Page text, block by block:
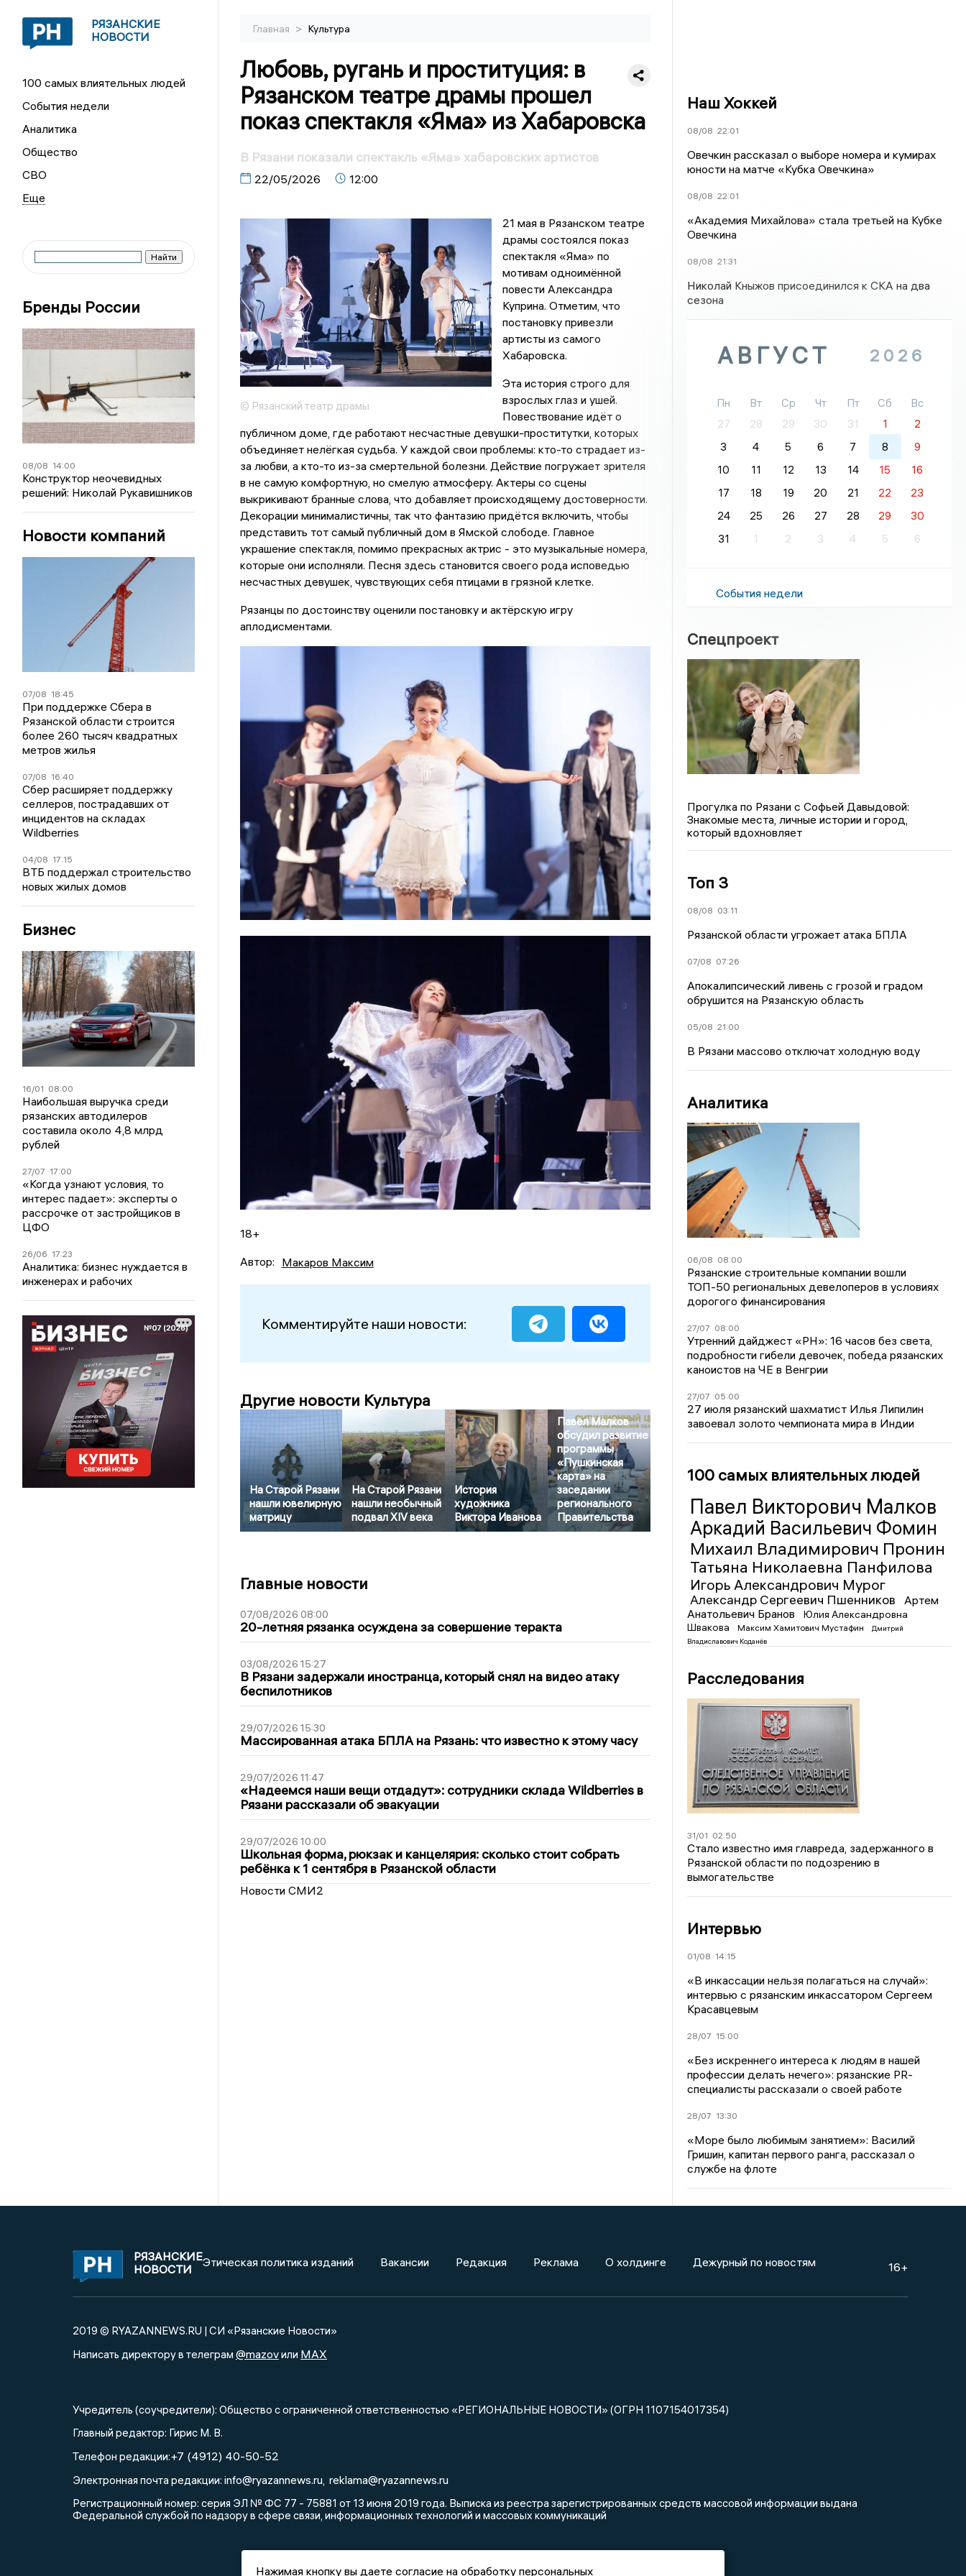
РЯЗАНСКИЕ
НОВОСТИ
100 самых влиятельных людей
События недели
Аналитика
Общество
СВО
Бренды России
08/08 14:00
Конструктор неочевидных
решений: Николай Рукавишников
Новости компаний
07/08 18:45
При поддержке Сбера в
Рязанской области строится
более 260 тысяч квадратных
метров жилья
07/08 16:40
Сбер расширяет поддержку
селлеров, пострадавших от
инцидентов на складах
Wildberries
04/08 17:15
ВТБ поддержал строительство
новых жилых домов
Бизнес
16/01 08:00
Наибольшая выручка среди
рязанских автодилеров
составила около 4,8 млрд
рублей
27/07 17:00
«Когда узнают условия, то
интерес падает»: эксперты о
рассрочке от застройщиков в
ЦФО
26/06 17:23
Аналитика: бизнес нуждается в
инженерах и рабочих
Главная > Культура
Любовь, ругань и проституция: в
Рязанском театре драмы прошел
показ спектакля «Яма» из Хабаровска
В Рязани показали спектакль «Яма» хабаровских артистов
22/05/2026 12:00
© Рязанский театр драмы
21 мая в Рязанском театре
драмы состоялся показ
спектакля «Яма» по
мотивам одноимённой
повести Александра
Куприна. Отметим, что
постановку привезли
артисты из самого
Хабаровска.
Эта история строго для
взрослых глаз и ушей.
Повествование идёт о
публичном доме, где работают несчастные девушки-проститутки, которых
объединяет нелёгкая судьба. У каждой свои проблемы: кто-то страдает из-
за любви, а кто-то из-за смертельной болезни. Действие погружает зрителя
в не самую комфортную, но смелую атмосферу. Актеры со сцены
выкрикивают бранные слова, что добавляет происходящему достоверности.
Декорации минималистичны, так что фантазию придётся включить, чтобы
представить тот самый публичный дом в Ямской слободе. Главное
украшение спектакля, помимо прекрасных актрис - это музыкальные номера,
которые они исполняли. Песня здесь становится своего рода исповедью
несчастных девушек, чувствующих себя птицами в грязной клетке.
Рязанцы по достоинству оценили постановку и актёрскую игру
аплодисментами.
18+
Автор: Макаров Максим
Комментируйте наши новости:
Другие новости Культура
На Старой Рязани
нашли ювелирную
матрицу
На Старой Рязани
нашли необычный
подвал XIV века
История
художника
Виктора Иванова
Павел Малков
обсудил развитие
программы
«Пушкинская
карта» на
заседании
регионального
Правительства
Главные новости
07/08/2026 08:00
20-летняя рязанка осуждена за совершение теракта
03/08/2026 15:27
В Рязани задержали иностранца, который снял на видео атаку
беспилотников
29/07/2026 15:30
Массированная атака БПЛА на Рязань: что известно к этому часу
29/07/2026 11:47
«Надеемся наши вещи отдадут»: сотрудники склада Wildberries в
Рязани рассказали об эвакуации
29/07/2026 10:00
Школьная форма, рюкзак и канцелярия: сколько стоит собрать
ребёнка к 1 сентября в Рязанской области
Новости СМИ2
Наш Хоккей
08/08 22:01
Овечкин рассказал о выборе номера и кумирах
юности на матче «Кубка Овечкина»
08/08 22:01
«Академия Михайлова» стала третьей на Кубке
Овечкина
08/08 21:31
Николай Кныжов присоединился к СКА на два
сезона
АВГУСТ 2026
Пн Вт Ср Чт Пт Сб
Вс
27
28 29 30 31 1
2
3
4 5 6 7 8
9
10
11 12 13 14 15
16
17
18 19 20 21 22
23
24
25 26 27 28 29
30
31
1 2 3 4 5 6
События недели
Спецпроект
Прогулка по Рязани с Софьей Давыдовой:
Знакомые места, личные истории и город,
который вдохновляет
Топ 3
08/08 03:11
Рязанской области угрожает атака БПЛА
07/08 07:26
Апокалипсический ливень с грозой и градом
обрушится на Рязанскую область
05/08 21:00
В Рязани массово отключат холодную воду
Аналитика
06/08 08:00
Рязанские строительные компании вошли
ТОП-50 региональных девелоперов в условиях
дорогого финансирования
27/07 08:00
Утренний дайджест «РН»: 16 часов без света,
подробности гибели девочек, победа рязанских
каноистов на ЧЕ в Венгрии
27/07 05:00
27 июля рязанский шахматист Илья Липилин
завоевал золото чемпионата мира в Индии
100 самых влиятельных людей
Павел Викторович Малков
Аркадий Васильевич Фомин
Михаил Владимирович Пронин
Татьяна Николаевна Панфилова
Игорь Александрович Мурог
Александр Сергеевич Пшенников
Артем
Анатольевич Бранов
Юлия Александровна
Швакова
Максим Хамитович Мустафин
Дмитрий
Владиславович Коданёв
Расследования
31/01 02:50
Стало известно имя главреда, задержанного в
Рязанской области по подозрению в
вымогательстве
Интервью
01/08 14:15
«В инкассации нельзя полагаться на случай»:
интервью с рязанским инкассатором Сергеем
Красавцевым
28/07 15:00
«Без искреннего интереса к людям в нашей
профессии делать нечего»: рязанские PR-
специалисты рассказали о своей работе
28/07 13:30
«Море было любимым занятием»: Василий
Гришин, капитан первого ранга, рассказал о
службе на флоте
РЯЗАНСКИЕ
НОВОСТИ
Этическая политика изданий Вакансии Редакция Реклама О холдинге Дежурный по новостям 16+
2019 © RYAZANNEWS.RU | СИ «Рязанские Новости»
Написать директору в телеграм @mazovили MAX
Учредитель (соучредители): Общество с ограниченной ответственностью «РЕГИОНАЛЬНЫЕ НОВОСТИ» (ОГРН 1107154017354)
Главный редактор: Гирис М. В.
Телефон редакции:+7 (4912) 40-50-52
Электронная почта редакции: info@ryazannews.ru reklama@ryazannews.ru
Регистрационный номер: серия ЭЛ № ФС 77 - 75881 от 13 июня 2019 года. Выписка из реестра зарегистрированных средств массовой информации выдана
Федеральной службой по надзору в сфере связи, информационных технологий и массовых коммуникаций
Нажимая кнопку вы даете согласие на обработку персональных